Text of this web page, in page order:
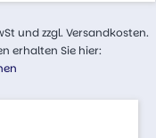
und zzgl. Versandkosten.
erhalten Sie hier: